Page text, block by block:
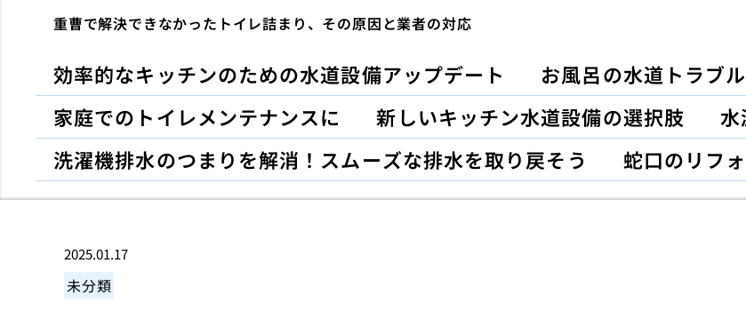
重曹で解決できなかったトイレ詰まり、その原因と業者の対応
効率的なキッチンのための水道設備アップデート
お風呂の水道トラブ
家庭でのトイレメンテナンスに
新しいキッチン水道設備の選択肢
水
洗濯機排水のつまりを解消！スムーズな排水を取り戻そう
蛇口のリフ
2025.01.17
未分類